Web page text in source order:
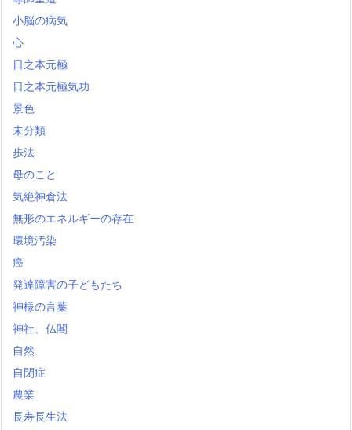
小脳の病気
心
日之本元極
日之本元極気功
景色
未分類
歩法
母のこと
気絶神倉法
無形のエネルギーの存在
環境汚染
癌
発達障害の子どもたち
神様の言葉
神社、仏閣
自然
自閉症
農業
長寿長生法